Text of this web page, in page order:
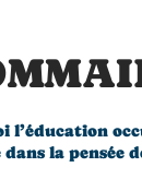
l’éducation
la pensée